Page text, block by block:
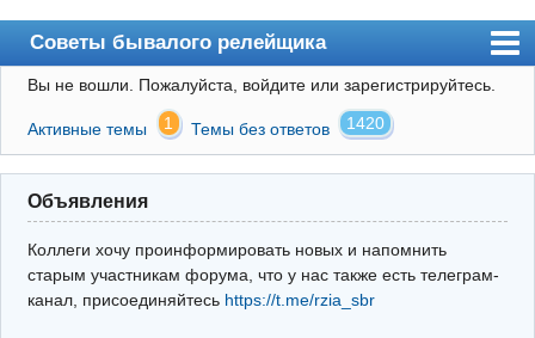
Советы бывалого релейщика
Форум
Правила
Поиск
Регистрация
Архив
Вы не вошли. Пожалуйста, войдите или зарегистрируйтесь.
Активные темы 1 Темы без ответов 1420
Объявления
Коллеги хочу проинформировать новых и напомнить
старым участникам форума, что у нас также есть телеграм-
канал, присоединяйтесь https://t.me/rzia_sbr